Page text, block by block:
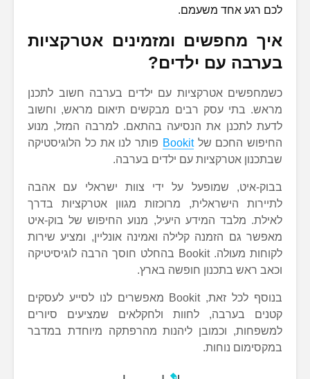
לכם רגע אחד משעמם.
איך מחפשים ומזמינים אטרקציות
בערבה עם ילדים?
כשמחפשים אטרקציות עם ילדים בערבה חשוב לתכנן
מראש. בתי עסק רבים מבקשים תיאום מראש, וחשוב
לדעת לתכנן את הנסיעה בהתאם. למרבה המזל, מנוע
החיפוש החכם שלBookit פותר לנו את כל הלוגיסטיקה
שבתכנון אטרקציות עם ילדים בערבה.
בבוק-איט, שמופעל על ידי צוות ישראלי עם אהבה
לתיירות הישראלית, מרוכזות מגוון אטרקציות בדרך
לאילת. מלבד המידע היעיל, מנוע החיפוש של בוק-איט
מאפשר גם הזמנה קלילה ואמינה אונליין, ומציע שירות
לקוחות מעולה. Bookit בהחלט חוסך הרבה לוגיסיטיקה
וכאב ראש בתכנון חופשה בארץ.
בנוסף לכל זאת, Bookit מאפשרים לנו לסייע לעסקים
קטנים בערבה, לחוות ולחקלאים שמציעים סיורים
למשפחות, וכמובן ליהנות מהרפתקה מיוחדת במדבר
במקסימום נוחות.